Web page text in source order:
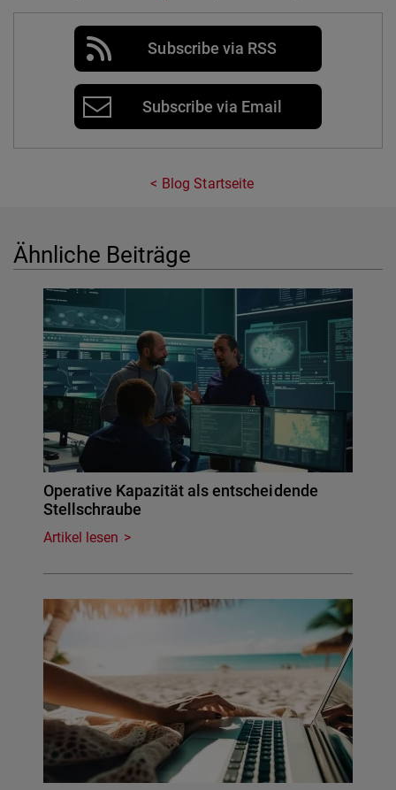
Subscribe via RSS
Subscribe via Email
Blog Startseite
Ähnliche Beiträge
Operative Kapazität als entscheidende
Stellschraube
Artikel lesen